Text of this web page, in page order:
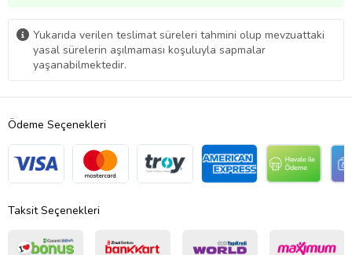
Yukarıda verilen teslimat süreleri tahmini olup mevzuattaki
yasal sürelerin aşılmaması koşuluyla sapmalar
yaşanabilmektedir.
Ödeme Seçenekleri
Taksit Seçenekleri